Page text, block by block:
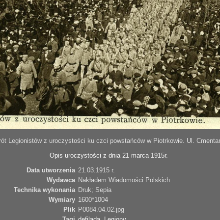
Legionistów z uroczystości ku czci powstańców w Piotrkowie. Ul.
Opis uroczystości z dnia 21 marca 1915r.
Data utworzenia 21.03.1915 r.
Wydawca Nakładem Wiadomości Polskich
Technika wykonania Druk; Sepia
Wymiary 1600*1004
Plik P0084.04.02.jpg